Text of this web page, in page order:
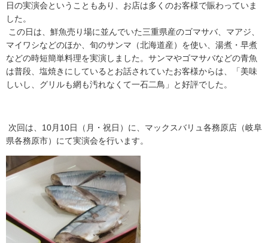
日の実演会ということもあり、お店は多くのお客様で賑わっていま
した。
この日は、鮮魚売り場に並んでいた三重県産のゴマサバ、マアジ、
マイワシなどのほか、旬のサンマ（北海道産）を使い、湯煮・早煮
などの時短簡単料理を実演しました。サンマやゴマサバなどの青魚
は普段、塩焼きにしているとお話されていたお客様からは、「美味
しいし、グリルも網も汚れなくて一石二鳥」と好評でした。
次回は、10月10日（月・祝日）に、マックスバリュ各務原店（岐阜
県各務原市）にて実演会を行います。